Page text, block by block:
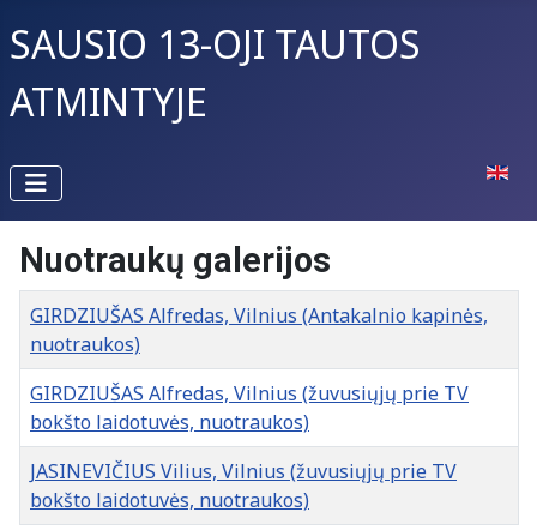
SAUSIO 13-OJI TAUTOS
ATMINTYJE
Nuotraukų galerijos
Pavadinimas
GIRDZIUŠAS Alfredas, Vilnius (Antakalnio kapinės,
nuotraukos)
GIRDZIUŠAS Alfredas, Vilnius (žuvusiųjų prie TV
bokšto laidotuvės, nuotraukos)
JASINEVIČIUS Vilius, Vilnius (žuvusiųjų prie TV
bokšto laidotuvės, nuotraukos)